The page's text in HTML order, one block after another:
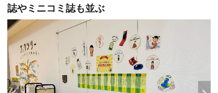
誌やミニコミ誌も並ぶ